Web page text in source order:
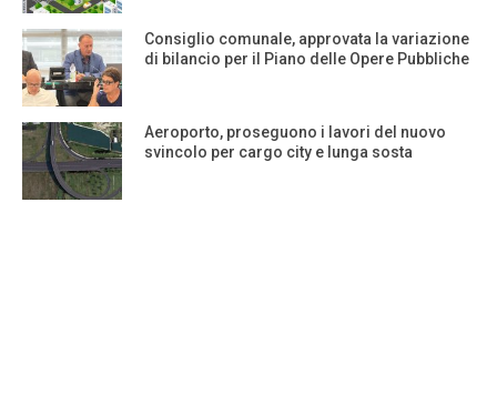
Consiglio comunale, approvata la variazione
di bilancio per il Piano delle Opere Pubbliche
Aeroporto, proseguono i lavori del nuovo
svincolo per cargo city e lunga sosta